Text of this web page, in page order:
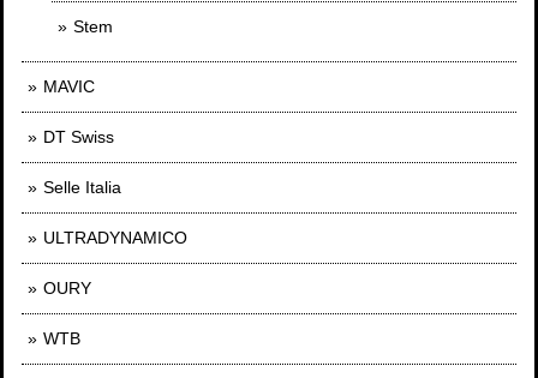
Stem
MAVIC
DT Swiss
Selle Italia
ULTRADYNAMICO
OURY
WTB